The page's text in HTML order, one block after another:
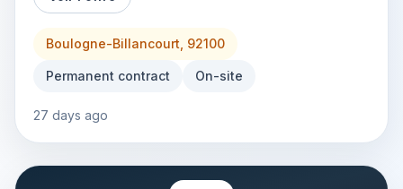
Boulogne-Billancourt, 92100
Permanent contract On-site
27 days ago